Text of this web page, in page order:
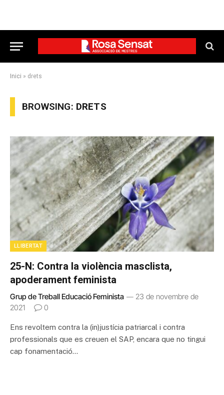
Inici » drets
BROWSING: DRETS
LLIBERTAT
25-N: Contra la violència masclista,
apoderament feminista
Grup de Treball Educació Feminista
23 de novembre de
2021
0
Ens revoltem contra la (in)justícia patriarcal i contra
professionals que es creuen el SAP, encara que no tingui
cap fonamentació…